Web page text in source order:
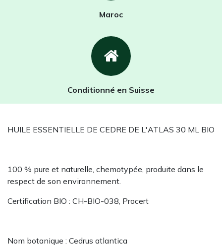
Maroc
Conditionné en Suisse
HUILE ESSENTIELLE DE CEDRE DE L'ATLAS 30 ML BIO
100 % pure et naturelle, chemotypée, produite dans le
respect de son environnement.
Certification BIO : CH-BIO-038, Procert
Nom botanique : Cedrus atlantica